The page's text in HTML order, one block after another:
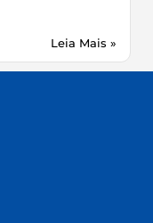
Leia Mais »